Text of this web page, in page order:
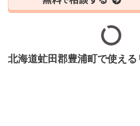
北海道虻田郡豊浦町で使え